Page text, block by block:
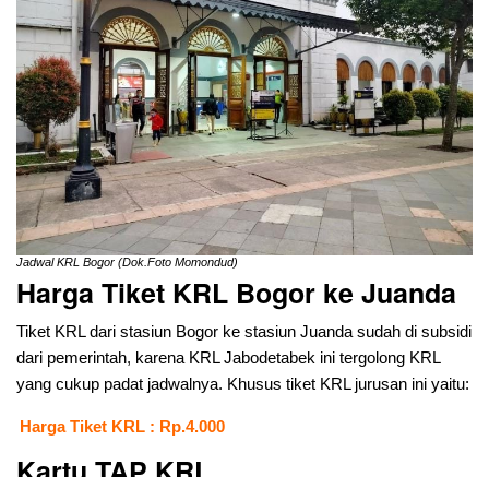
Jadwal KRL Bogor (Dok.Foto Momondud)
Harga Tiket KRL Bogor ke Juanda
Tiket KRL dari stasiun Bogor ke stasiun Juanda sudah di subsidi
dari pemerintah, karena KRL Jabodetabek ini tergolong KRL
yang cukup padat jadwalnya. Khusus tiket KRL jurusan ini yaitu:
Harga Tiket KRL : Rp.4.000